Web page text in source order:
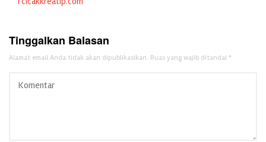
Tinggalkan Balasan
Alamat email Anda tidak akan dipublikasikan. Ruas yang wajib ditandai *